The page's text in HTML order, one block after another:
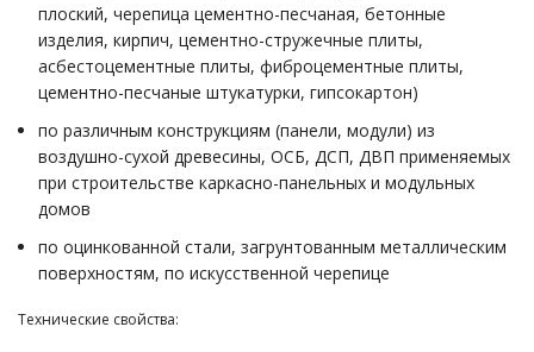
плоский, черепица цементно-песчаная, бетонные
изделия, кирпич, цементно-стружечные плиты,
асбестоцементные плиты, фиброцементные плиты,
цементно-песчаные штукатурки, гипсокартон)
по различным конструкциям (панели, модули) из
воздушно-сухой древесины, ОСБ, ДСП, ДВП применяемых
при строительстве каркасно-панельных и модульных
домов
по оцинкованной стали, загрунтованным металлическим
поверхностям, по искусственной черепице
Технические свойства: